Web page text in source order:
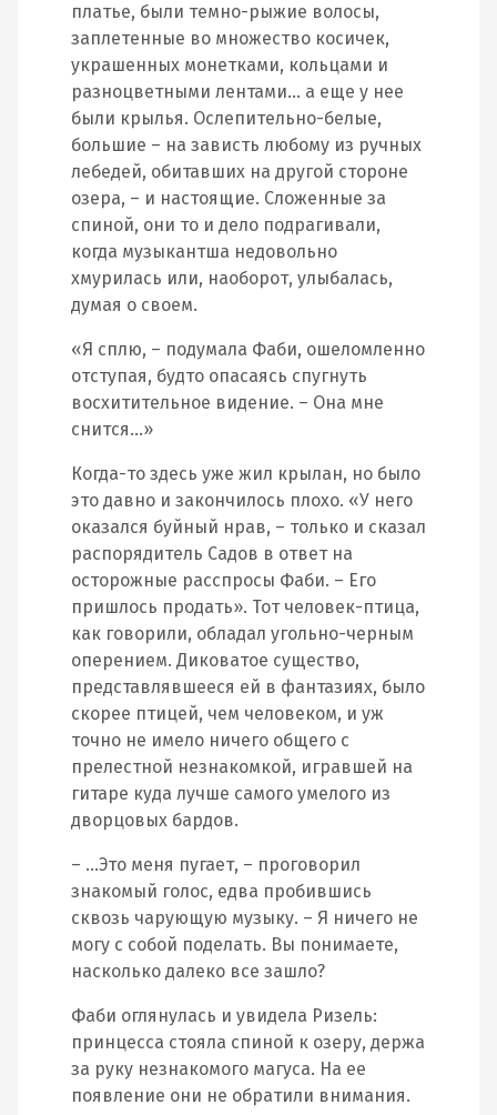
платье, были темно-рыжие волосы,
заплетенные во множество косичек,
украшенных монетками, кольцами и
разноцветными лентами… а еще у нее
были крылья. Ослепительно-белые,
большие – на зависть любому из ручных
лебедей, обитавших на другой стороне
озера, – и настоящие. Сложенные за
спиной, они то и дело подрагивали,
когда музыкантша недовольно
хмурилась или, наоборот, улыбалась,
думая о своем.
«Я сплю, – подумала Фаби, ошеломленно
отступая, будто опасаясь спугнуть
восхитительное видение. – Она мне
снится…»
Когда-то здесь уже жил крылан, но было
это давно и закончилось плохо. «У него
оказался буйный нрав, – только и сказал
распорядитель Садов в ответ на
осторожные расспросы Фаби. – Его
пришлось продать». Тот человек-птица,
как говорили, обладал угольно-черным
оперением. Диковатое существо,
представлявшееся ей в фантазиях, было
скорее птицей, чем человеком, и уж
точно не имело ничего общего с
прелестной незнакомкой, игравшей на
гитаре куда лучше самого умелого из
дворцовых бардов.
– …Это меня пугает, – проговорил
знакомый голос, едва пробившись
сквозь чарующую музыку. – Я ничего не
могу с собой поделать. Вы понимаете,
насколько далеко все зашло?
Фаби оглянулась и увидела Ризель:
принцесса стояла спиной к озеру, держа
за руку незнакомого магуса. На ее
появление они не обратили внимания.